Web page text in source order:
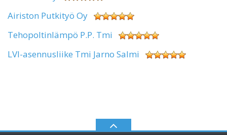
Airiston Putkityö Oy
Tehopoltinlämpö P.P. Tmi
LVI-asennusliike Tmi Jarno Salmi